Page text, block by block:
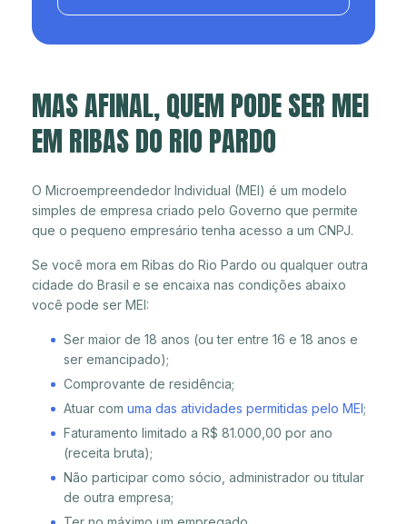
MAS AFINAL, QUEM PODE SER MEI
EM RIBAS DO RIO PARDO
O Microempreendedor Individual (MEI) é um modelo
simples de empresa criado pelo Governo que permite
que o pequeno empresário tenha acesso a um CNPJ.
Se você mora em Ribas do Rio Pardo ou qualquer outra
cidade do Brasil e se encaixa nas condições abaixo
você pode ser MEI:
Ser maior de 18 anos (ou ter entre 16 e 18 anos e
ser emancipado);
Comprovante de residência;
Atuar com uma das atividades permitidas pelo MEI;
Faturamento limitado a R$ 81.000,00 por ano
(receita bruta);
Não participar como sócio, administrador ou titular
de outra empresa;